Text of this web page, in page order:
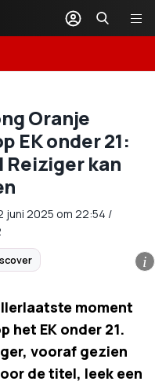
Oranje
EK onder 21:
Reiziger kan
juni 2025 om 22:54 /
i
moment
het EK onder 21.
vooraf gezien
de titel, leek een